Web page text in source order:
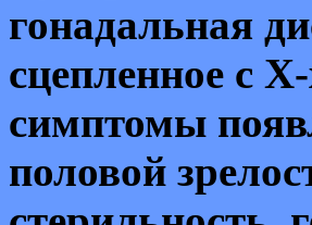
гонадальная
сцепленное с
симптомы
половой